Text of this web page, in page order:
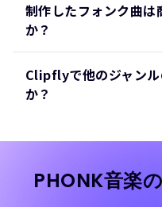
制作したフォンク曲は
か？
Clipflyで他のジャン
か？
PHONK音楽